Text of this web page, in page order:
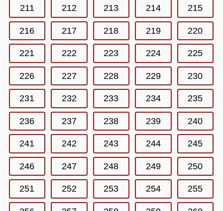
211 212 213 214 215
216 217 218 219 220
221 222 223 224 225
226 227 228 229 230
231 232 233 234 235
236 237 238 239 240
241 242 243 244 245
246 247 248 249 250
251 252 253 254 255